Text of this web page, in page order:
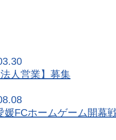
人営業】募集
媛FCホームゲーム開幕